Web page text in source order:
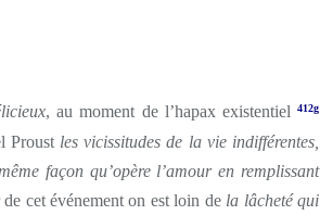
, au moment de l’hapax existentiel412g
Proust les vicissitudes de la vie indifférentes,
façon qu’opère l’amour en remplissant
cet événement on est loin de la lâcheté qui